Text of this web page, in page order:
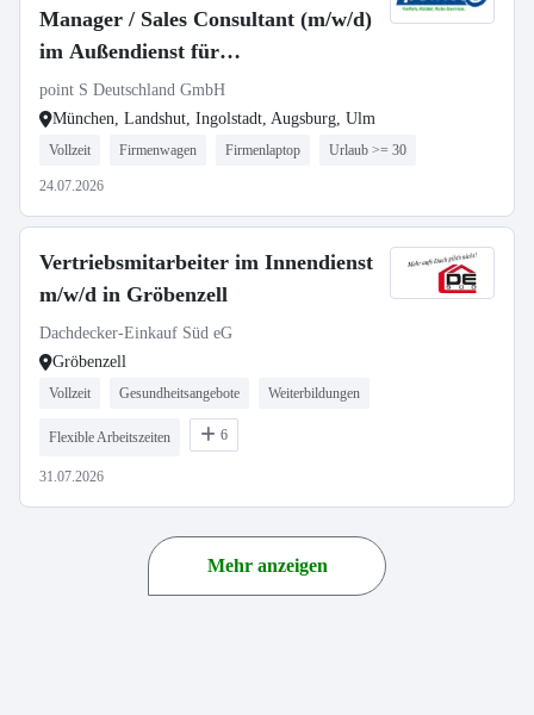
Manager / Sales Consultant (m/w/d)
im Außendienst für
Postleitzahlbereich 8
point S Deutschland GmbH
München, Landshut, Ingolstadt, Augsburg, Ulm
Vollzeit Firmenwagen Firmenlaptop Urlaub >= 30
24.07.2026
Vertriebsmitarbeiter im Innendienst
m/w/d in Gröbenzell
Dachdecker-Einkauf Süd eG
Gröbenzell
Vollzeit Gesundheitsangebote Weiterbildungen
Flexible Arbeitszeiten 6
31.07.2026
Mehr anzeigen